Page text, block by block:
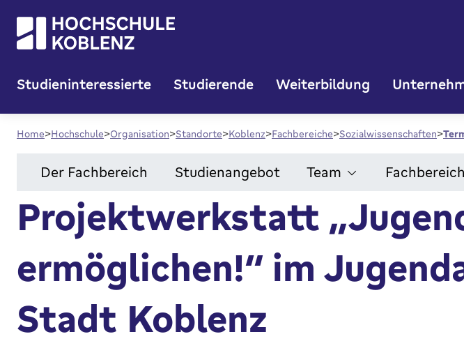
Studieninteressierte Studierende Weiterbildung
Home Hochschule Organisation Standorte Koblenz Fachbereiche Sozialwissenschaften
Der Fachbereich Studienangebot Team
Projektwerkstatt
ermöglichen!“ im
Stadt Koblenz